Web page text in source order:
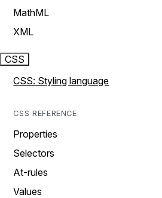
MathML
XML
CSS
CSS: Styling language
CSS REFERENCE
Properties
Selectors
At-rules
Values